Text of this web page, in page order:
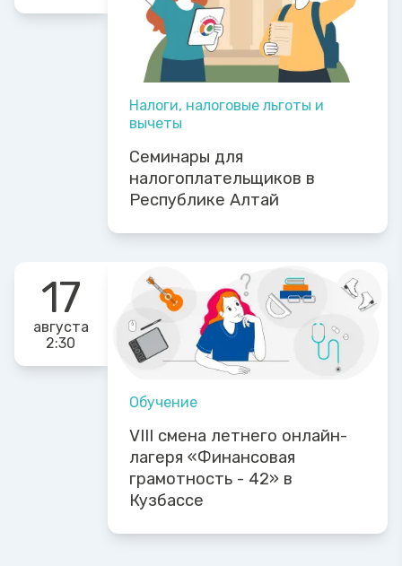
Налоги, налоговые льготы и
вычеты
Семинары для
налогоплательщиков в
Республике Алтай
17
августа
2:30
Обучение
VIII смена летнего онлайн-
лагеря «Финансовая
грамотность - 42» в
Кузбассе